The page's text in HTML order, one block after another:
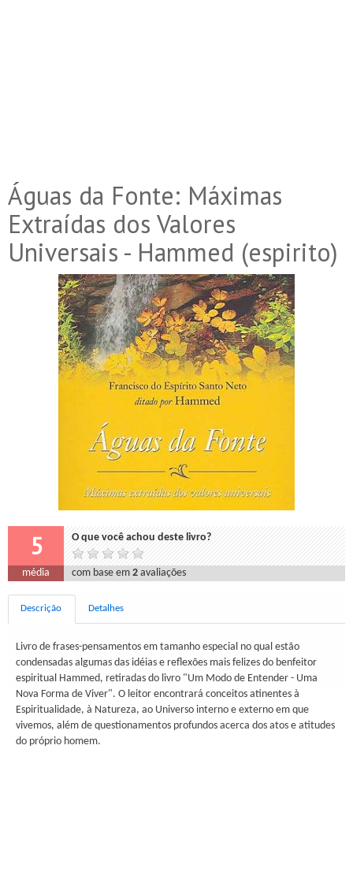
Águas da Fonte: Máximas
Extraídas dos Valores
Universais - Hammed (espirito)
5 O que você achou deste livro?
média com base em2 avaliações
Descrição Detalhes
Livro de frases-pensamentos em tamanho especial no qual estão
condensadas algumas das idéias e reflexões mais felizes do benfeitor
espiritual Hammed, retiradas do livro "Um Modo de Entender - Uma
Nova Forma de Viver". O leitor encontrará conceitos atinentes à
Espiritualidade, à Natureza, ao Universo interno e externo em que
vivemos, além de questionamentos profundos acerca dos atos e atitudes
do próprio homem.